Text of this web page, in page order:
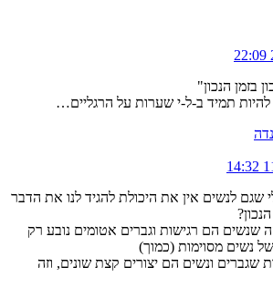
בזמן הנכון"
להיות תמיד ב-ל-י שערות על הרגליים…
שגם לנשים אין את היכולת להגיד לנו את הדבר
שנשים הם רגישות וגברים אטומים נובע רק
נשים מסוימות (כמוך)
שגברים ונשים הם יצורים קצת שונים, וזה